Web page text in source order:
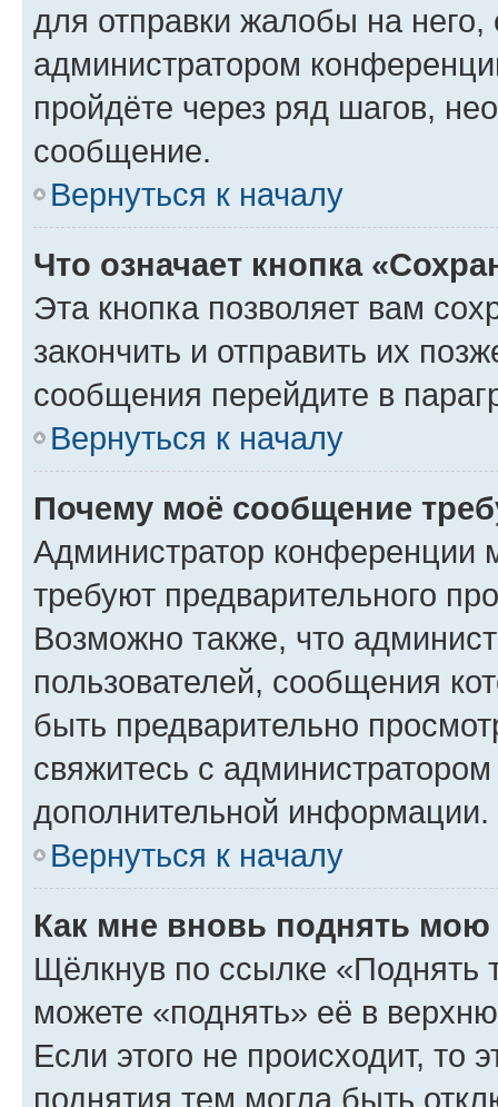
для отправки жалобы на
администратором
пройдёте через ряд шагов,
сообщение.
Вернуться к началу
Что означает кнопка
Эта кнопка позволяет вам
закончить и отправить их
сообщения перейдите в
Вернуться к началу
Почему моё сообщение
Администратор конференции
требуют предварительного
Возможно также, что
пользователей, сообщения
быть предварительно
свяжитесь с
дополнительной информации.
Вернуться к началу
Как мне вновь поднять мою
Щёлкнув по ссылке «Поднять
можете «поднять» её в
Если этого не происходит, то
поднятия тем могла быть